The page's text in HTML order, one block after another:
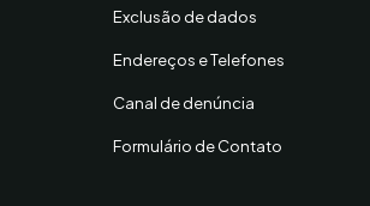
Exclusão de dados
Endereços e Telefones
Canal de denúncia
Formulário de Contato